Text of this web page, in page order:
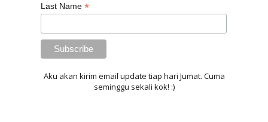
Last Name*
Aku akan kirim email update tiap hari Jumat. Cuma
seminggu sekali kok! :)